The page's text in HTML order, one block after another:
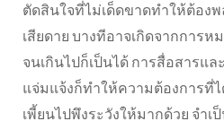
ตัดสินใจที่ไม่เด็ดขาดทำให้ต้อง
เสียดาย บางทีอาจเกิดจากการ
จนเกินไปก็เป็นได้ การสื่อสารแ
แจ่มแจ้งก็ทำให้ความต้องการที่
เพี้ยนไปพึงระวังให้มากด้วย จำ